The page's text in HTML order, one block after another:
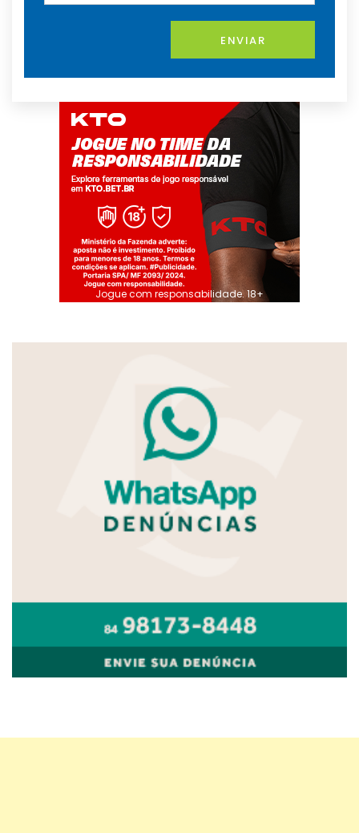
ENVIAR
Jogue com responsabilidade. 18+